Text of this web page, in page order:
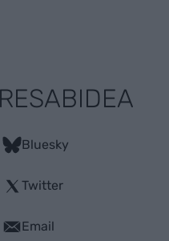
Bluesky
Twitter
Email